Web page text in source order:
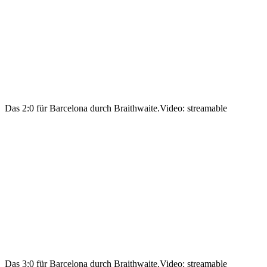
Das 2:0 für Barcelona durch Braithwaite.Video: streamable
Das 3:0 für Barcelona durch Braithwaite.Video: streamable